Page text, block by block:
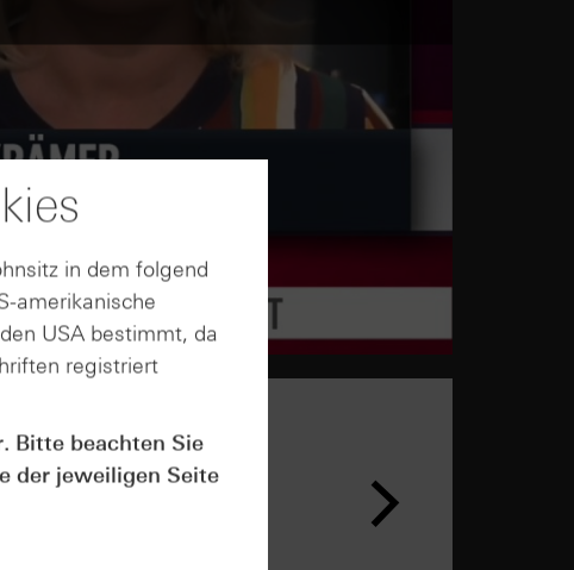
in dem folgend
amerikanische
USA bestimmt, da
registriert
Bitte beachten Sie
der jeweiligen Seite